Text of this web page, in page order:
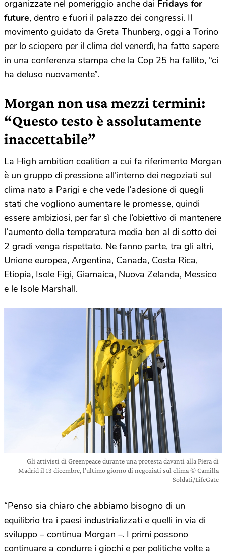
organizzate nel pomeriggio anche dai Fridays for
future, dentro e fuori il palazzo dei congressi. Il
movimento guidato da Greta Thunberg, oggi a Torino
per lo sciopero per il clima del venerdì, ha fatto sapere
in una conferenza stampa che la Cop 25 ha fallito, “ci
ha deluso nuovamente”.
Morgan non usa mezzi termini:
“Questo testo è assolutamente
inaccettabile”
La High ambition coalition a cui fa riferimento Morgan
è un gruppo di pressione all’interno dei negoziati sul
clima nato a Parigi e che vede l’adesione di quegli
stati che vogliono aumentare le promesse, quindi
essere ambiziosi, per far sì che l’obiettivo di mantenere
l’aumento della temperatura media ben al di sotto dei
2 gradi venga rispettato. Ne fanno parte, tra gli altri,
Unione europea, Argentina, Canada, Costa Rica,
Etiopia, Isole Figi, Giamaica, Nuova Zelanda, Messico
e le Isole Marshall.
Gli attivisti di Greenpeace durante una protesta davanti alla Fiera di
Madrid il 13 dicembre, l’ultimo giorno di negoziati sul clima © Camilla
Soldati/LifeGate
“Penso sia chiaro che abbiamo bisogno di un
equilibrio tra i paesi industrializzati e quelli in via di
sviluppo – continua Morgan –. I primi possono
continuare a condurre i giochi e per politiche volte a